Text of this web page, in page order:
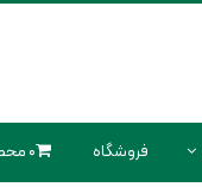
فروشگاه 0 محصول